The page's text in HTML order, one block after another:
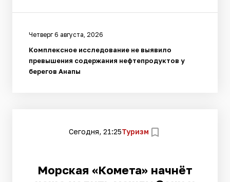
Четверг 6 августа, 2026
Комплексное исследование не выявило
превышения содержания нефтепродуктов у
берегов Анапы
Сегодня, 21:25Туризм
Морская «Комета» начнёт